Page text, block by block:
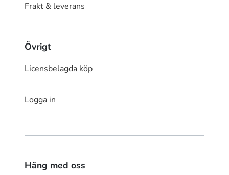
Frakt & leverans
Övrigt
Licensbelagda köp
Logga in
Häng med oss